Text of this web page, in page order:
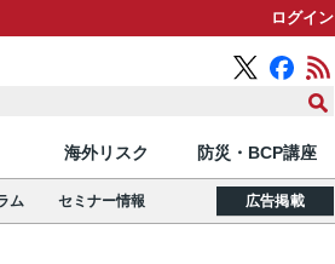
ログイン
海外リスク 防災・BCP講座
ム セミナー情報 広告掲載